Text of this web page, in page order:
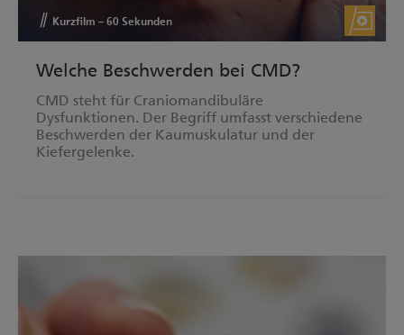
Kurzfilm – 60 Sekunden
Welche Beschwerden bei CMD?
CMD steht für Craniomandibuläre
Dysfunktionen. Der Begriff umfasst verschiedene
Beschwerden der Kaumuskulatur und der
Kiefergelenke.